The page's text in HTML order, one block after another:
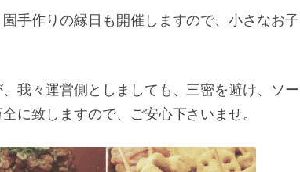
手作りの縁日も開催しますので、小さなお子
我々運営側としましても、三密を避け、ソー
に致しますので、ご安心下さいませ。